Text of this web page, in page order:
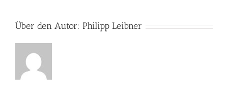
Über den Autor: Philipp Leibner